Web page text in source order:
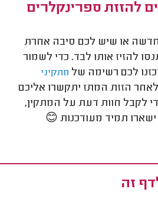
להזזת ספרינקלרים
או שיש לכם סיבה אחרת
להזיז אותו לבד. כדי לשמור
לכם רשימה של מתקיני
לאחר הזזת המתז יתקשרו אליכם
לקבל חוות דעת על המתקין,
תמיד מעודכנות 😊
זה